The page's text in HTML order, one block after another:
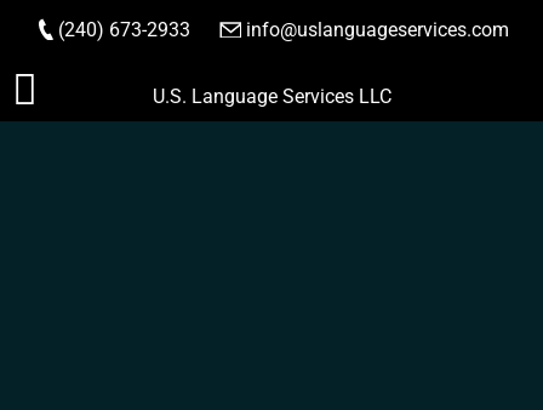
Saltar
(240) 673-2933 info@uslanguageservices.com
HACER PEDIDO
U.S. Language Services LLC